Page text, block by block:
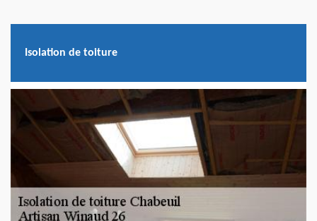
Isolation de toiture